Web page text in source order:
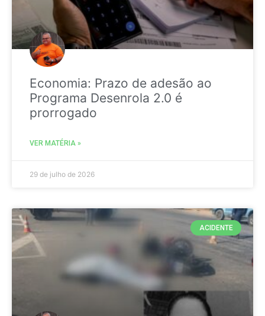
Economia: Prazo de adesão ao
Programa Desenrola 2.0 é
prorrogado
VER MATÉRIA »
29 de julho de 2026
ACIDENTE